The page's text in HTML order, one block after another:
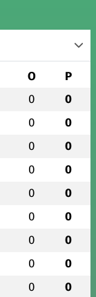
O P
0 0
0 0
0 0
0 0
0 0
0 0
0 0
0 0
0 0